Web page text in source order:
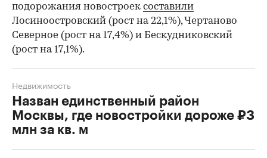
подорожания новостроек составили
Лосиноостровский (рост на 22,1%), Чертаново
Северное (рост на 17,4%) и Бескудниковский
(рост на 17,1%).
Назван единственный район
Москвы, где новостройки дороже ₽3
млн за кв. м
Недвижимость